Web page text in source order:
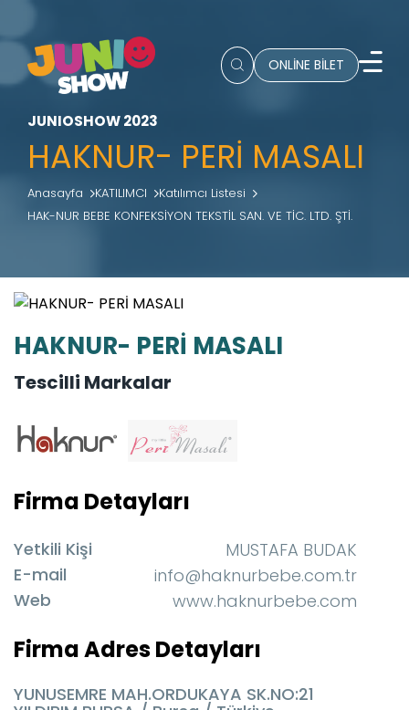
ONLİNE BİLET
JUNIOSHOW 2023
HAKNUR- PERİ MASALI
Anasayfa KATILIMCI
Katılımcı Listesi
HAK-NUR BEBE KONFEKSİYON TEKSTİL SAN. VE TİC. LTD. ŞTİ.
HAKNUR- PERİ MASALI
Tescilli Markalar
Firma Detayları
Yetkili Kişi
MUSTAFA BUDAK
E-mail
info@haknurbebe.com.tr
Web
www.haknurbebe.com
Firma Adres Detayları
YUNUSEMRE MAH.ORDUKAYA SK.NO:21